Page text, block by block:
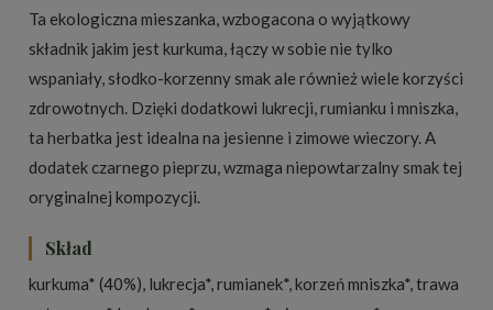
Ta ekologiczna mieszanka, wzbogacona o wyjątkowy
składnik jakim jest kurkuma, łączy w sobie nie tylko
wspaniały, słodko-korzenny smak ale również wiele korzyści
zdrowotnych. Dzięki dodatkowi lukrecji, rumianku i mniszka,
ta herbatka jest idealna na jesienne i zimowe wieczory. A
dodatek czarnego pieprzu, wzmaga niepowtarzalny smak tej
oryginalnej kompozycji.
Skład
kurkuma* (40%), lukrecja*, rumianek*, korzeń mniszka*, trawa